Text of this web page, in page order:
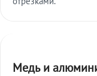
Медь и